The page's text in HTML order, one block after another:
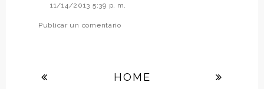
11/14/2013 5:39 p. m.
Publicar un comentario
HOME